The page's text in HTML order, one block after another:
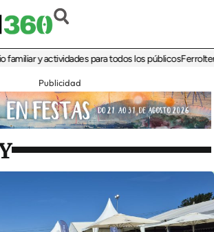
y actividades para todos los públicosFerrolterra
Publicidad